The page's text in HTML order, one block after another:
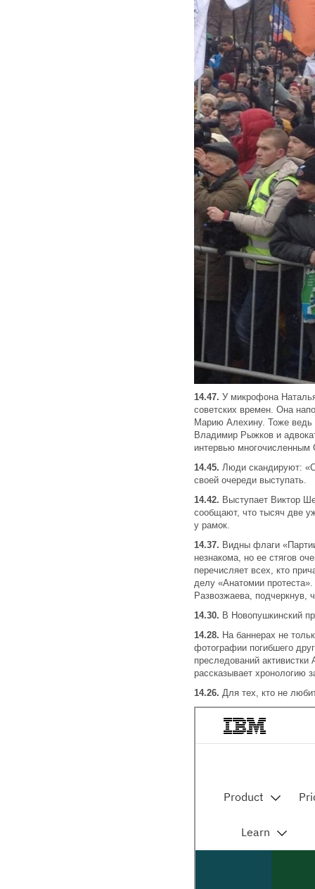
14.47. У микрофона
советских времен. Она
Марию Алехину. Тоже
Владимир Рыжков и
интервью
14.45. Люди скандируют:
своей очереди выступать.
14.42. Выступает Виктор
сообщают, что тысяч две
у рамок.
14.37. Видны флаги
незнакома, но ее стягов
перечисляет всех, кто
делу «Анатомии
Развозжаева, подчеркнув,
14.30. В Новопушкинский
14.28. На баннерах не
фотографии погибшего
преследований
рассказывает хронологию
14.26. Для тех, кто не